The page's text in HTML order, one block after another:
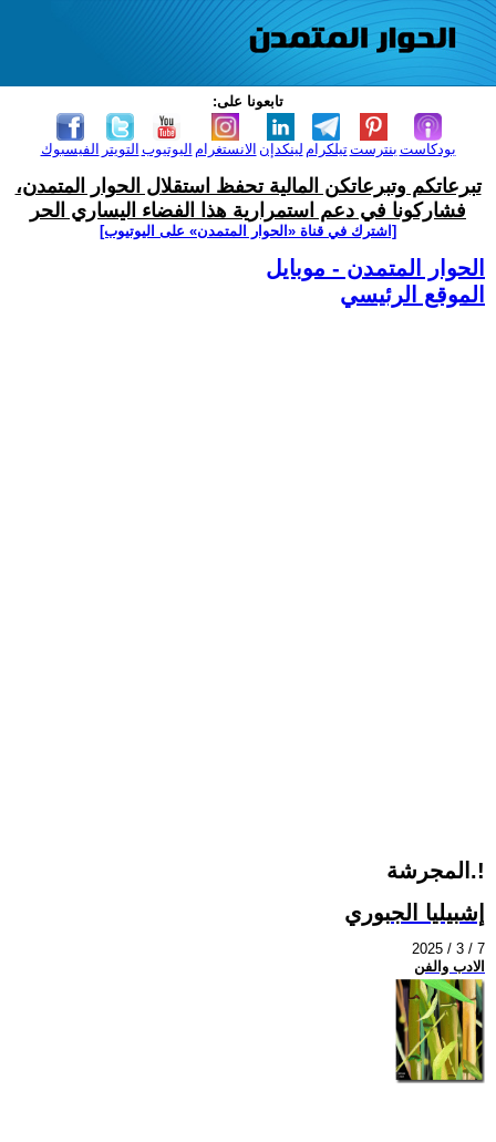
تابعونا على:
الفيسبوك التويتر اليوتيوب الانستغرام لينكدإن تيلكرامبنترست بودكاست
تبرعاتكم وتبرعاتكن المالية تحفظ استقلال الحوار المتمدن،
فشاركونا في دعم استمرارية هذا الفضاء اليساري الحر
[اشترك في قناة ‫«الحوار المتمدن» على اليوتيوب]
الحوار المتمدن - موبايل
الموقع الرئيسي
المجرشة.!
إشبيليا الجبوري
2025 / 3 / 7
الادب والفن